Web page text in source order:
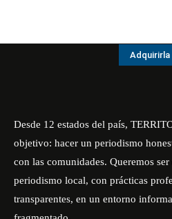
Adquirirla
Desde 12 estados del país,
objetivo: hacer un periodismo
con las comunidades. Queremos
periodismo local, con prácticas
transparentes, en un entorno